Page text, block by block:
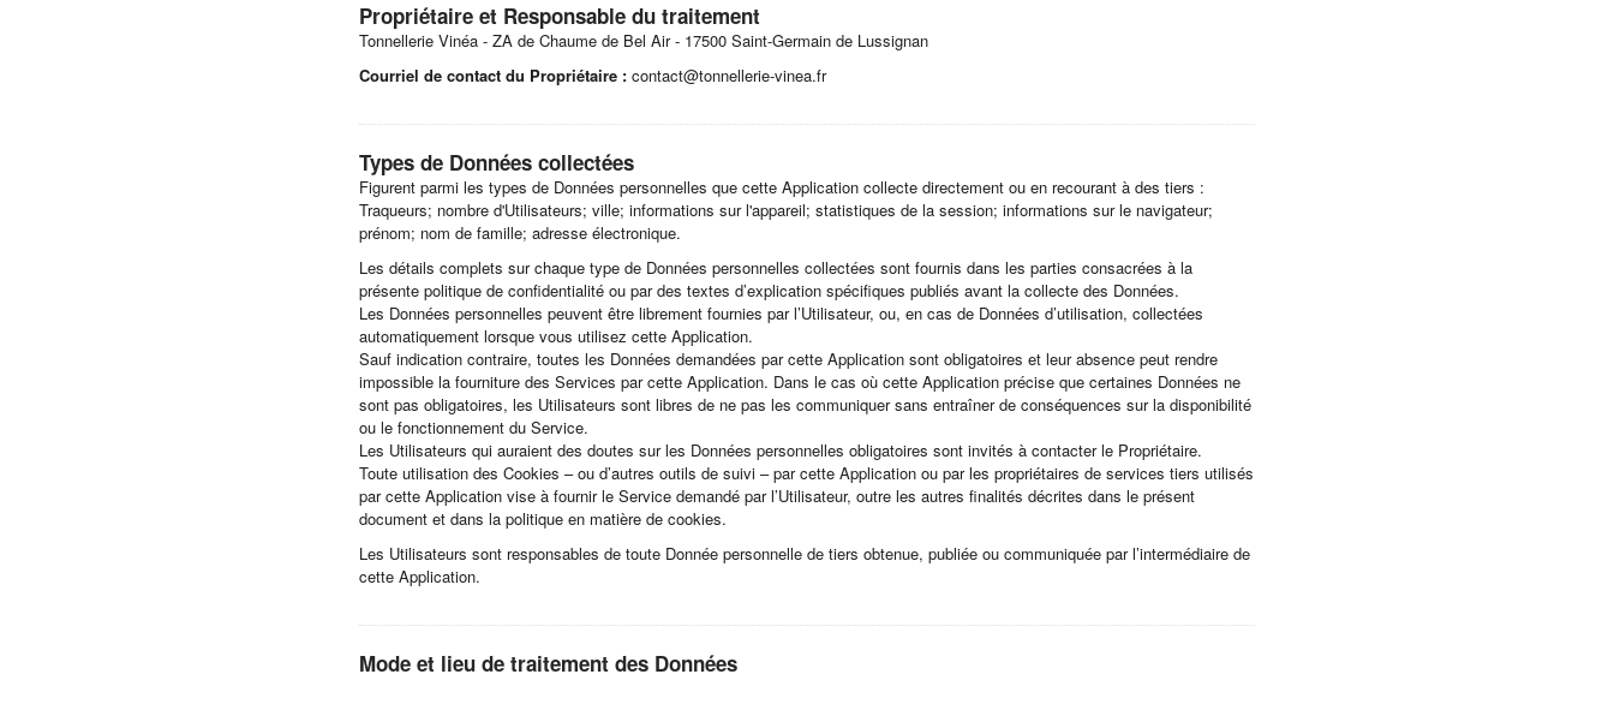
Propriétaire et Responsable du traitement
Tonnellerie Vinéa - ZA de Chaume de Bel Air - 17500 Saint-Germain de Lussignan
Courriel de contact du Propriétaire :contact@tonnellerie-vinea.fr
Types de Données collectées
Figurent parmi les types de Données personnelles que cette Application collecte directement ou en recourant à des tiers :
Traqueurs; nombre d'Utilisateurs; ville; informations sur l'appareil; statistiques de la session; informations sur le navigateur;
prénom; nom de famille; adresse électronique.
Les détails complets sur chaque type de Données personnelles collectées sont fournis dans les parties consacrées à la
présente politique de confidentialité ou par des textes d’explication spécifiques publiés avant la collecte des Données.
Les Données personnelles peuvent être librement fournies par l’Utilisateur, ou, en cas de Données d’utilisation, collectées
automatiquement lorsque vous utilisez cette Application.
Sauf indication contraire, toutes les Données demandées par cette Application sont obligatoires et leur absence peut rendre
impossible la fourniture des Services par cette Application. Dans le cas où cette Application précise que certaines Données ne
sont pas obligatoires, les Utilisateurs sont libres de ne pas les communiquer sans entraîner de conséquences sur la disponibilité
ou le fonctionnement du Service.
Les Utilisateurs qui auraient des doutes sur les Données personnelles obligatoires sont invités à contacter le Propriétaire.
Toute utilisation des Cookies – ou d’autres outils de suivi – par cette Application ou par les propriétaires de services tiers utilisés
par cette Application vise à fournir le Service demandé par l’Utilisateur, outre les autres finalités décrites dans le présent
document et dans la politique en matière de cookies.
Les Utilisateurs sont responsables de toute Donnée personnelle de tiers obtenue, publiée ou communiquée par l’intermédiaire de
cette Application.
Mode et lieu de traitement des Données